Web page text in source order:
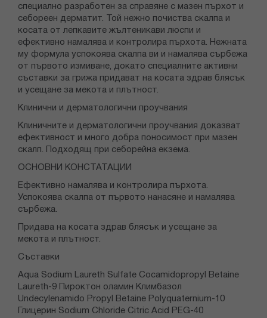
специално разработен за справяне с мазен пърхот и
себореен дерматит. Той нежно почиства скалпа и
косата от лепкавите жълтеникави люспи и
ефективно намалява и контролира пърхота. Нежната
му формула успокоява скалпа ви и намалява сърбежа
от първото измиване, докато специалните активни
съставки за грижа придават на косата здрав блясък
и усещане за мекота и плътност.
Клинични и дерматологични проучвания
Клиничните и дерматологични проучвания доказват
ефективност и много добра поносимост при мазен
скалп. Подходящ при себорейна екзема.
ОСНОВНИ КОНСТАТАЦИИ
Ефективно намалява и контролира пърхота.
Успокоява скалпа от първото нанасяне и намалява
сърбежа.
Придава на косата здрав блясък и усещане за
мекота и плътност.
Съставки
Aqua Sodium Laureth Sulfate Cocamidopropyl Betaine
Laureth-9 Пироктон оламин Климбазол
Undecylenamido Propyl Betaine Polyquaternium-10
Глицерин Sodium Chloride Citric Acid PEG-40